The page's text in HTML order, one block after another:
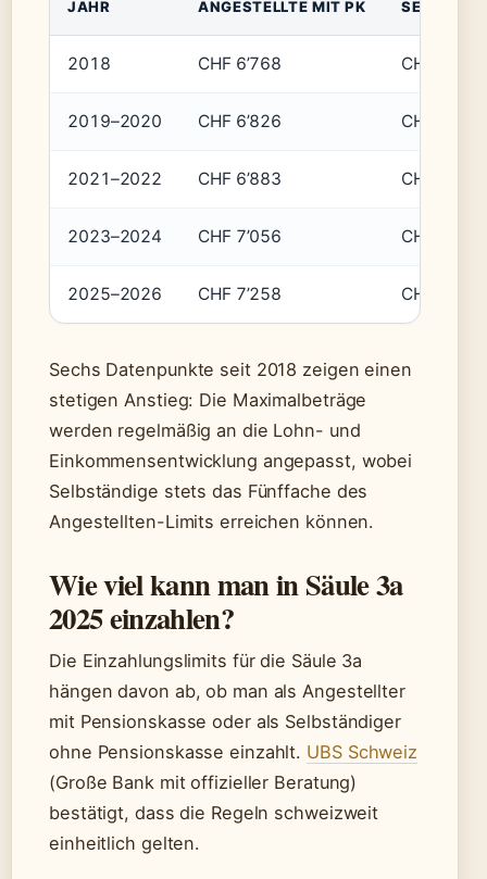
JAHR ANGESTELLTE MIT PK
2018 CHF 6’768 CHF
2019–2020 CHF 6’826 CHF
2021–2022 CHF 6’883 CHF
2023–2024 CHF 7’056 CHF
2025–2026 CHF 7’258 CHF
Sechs Datenpunkte seit 2018 zeigen einen
stetigen Anstieg: Die Maximalbeträge
werden regelmäßig an die Lohn- und
Einkommensentwicklung angepasst, wobei
Selbständige stets das Fünffache des
Angestellten-Limits erreichen können.
Wie viel kann man in Säule 3a
2025 einzahlen?
Die Einzahlungslimits für die Säule 3a
hängen davon ab, ob man als Angestellter
mit Pensionskasse oder als Selbständiger
ohne Pensionskasse einzahlt. UBS Schweiz
(Große Bank mit offizieller Beratung)
bestätigt, dass die Regeln schweizweit
einheitlich gelten.